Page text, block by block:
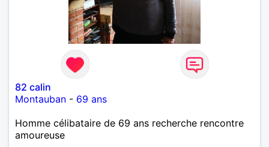
82 calin
Montauban - 69 ans
Homme célibataire de 69 ans recherche rencontre
amoureuse